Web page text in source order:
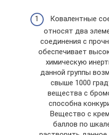
Ковалентные
относят два
соединения с
обеспечивает
химическую
данной группы
свыше 1000
вещества с
способна
Вещество с
баллов по